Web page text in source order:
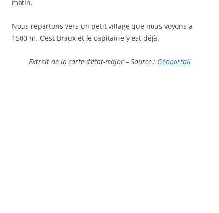
matin.
Nous repartons vers un petit village que nous voyons à
1500 m. C’est Braux et le capitaine y est déjà.
Extrait de la carte d’état-major – Source : Géoportail